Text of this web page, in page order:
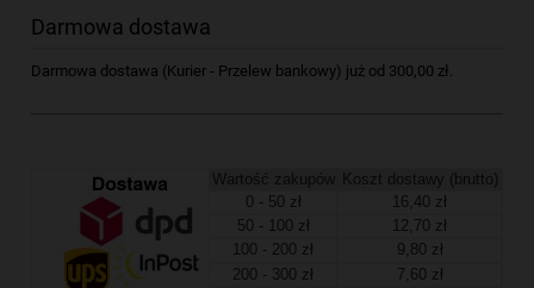
Darmowa dostawa
Darmowa dostawa (Kurier - Przelew bankowy) już od 300,00 zł.
Wartość zakupów
Koszt dostawy (brutto)
0 - 50 zł
16,40 zł
50 - 100 zł
12,70 zł
100 - 200 zł
9,80 zł
200 - 300 zł
7,60 zł